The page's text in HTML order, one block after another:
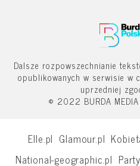
Dalsze rozpowszechnianie
opublikowanych w serwisie w
uprzedniej
© 2022 BURDA
Elle.pl Glamour.pl
National-geographic.pl